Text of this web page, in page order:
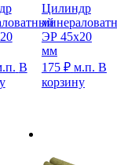
В
Цилиндр
ЭР 45х20
мм
175 ₽ м.п. В
корзину